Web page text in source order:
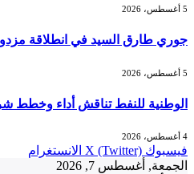
جوري طارق السيد في انطلاقة
الوطنية للنفط تناقش أداء وخطط
فيسبوك X (Twitter) الانستغرام
الجمعة, أغسطس 7, 2026